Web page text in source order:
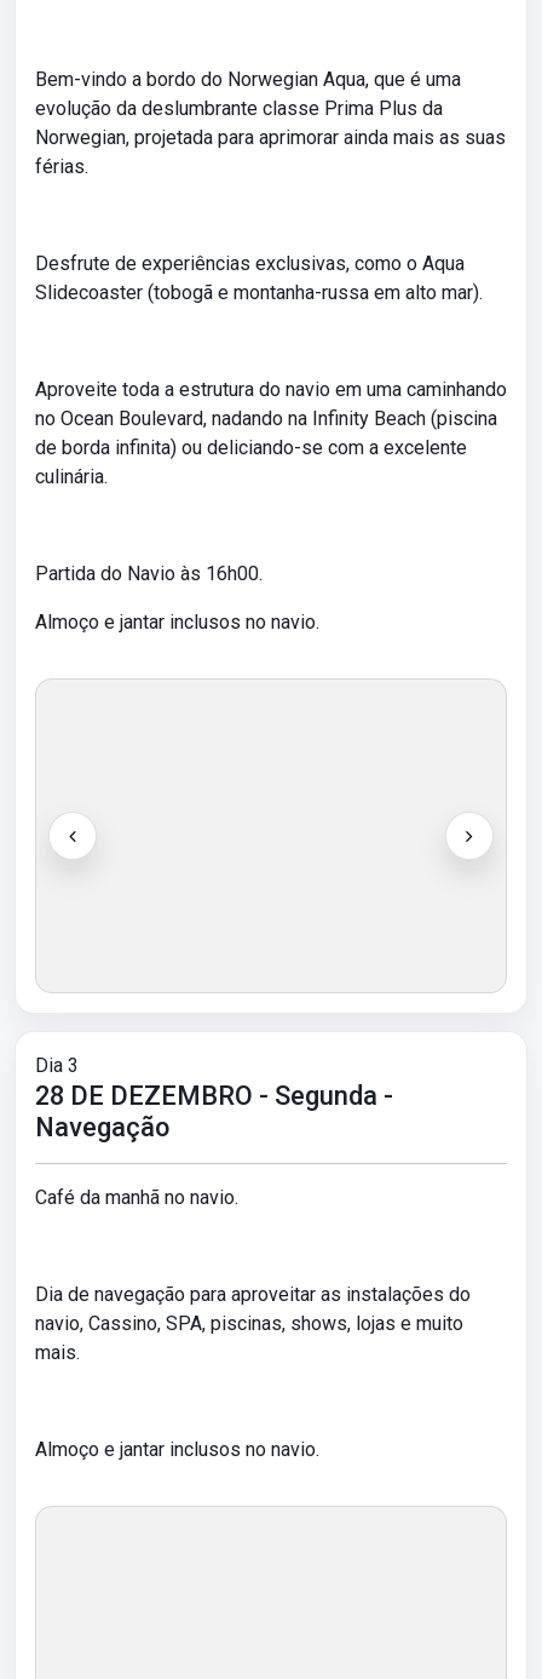
Bem-vindo a bordo do Norwegian Aqua, que é uma
evolução da deslumbrante classe Prima Plus da
Norwegian, projetada para aprimorar ainda mais as suas
férias.
Desfrute de experiências exclusivas, como o Aqua
Slidecoaster (tobogã e montanha-russa em alto mar).
Aproveite toda a estrutura do navio em uma caminhando
no Ocean Boulevard, nadando na Infinity Beach (piscina
de borda infinita) ou deliciando-se com a excelente
culinária.
Partida do Navio às 16h00.
Almoço e jantar inclusos no navio.
Dia 3
28 DE DEZEMBRO - Segunda -
Navegação
Café da manhã no navio.
Dia de navegação para aproveitar as instalações do
navio, Cassino, SPA, piscinas, shows, lojas e muito
mais.
Almoço e jantar inclusos no navio.